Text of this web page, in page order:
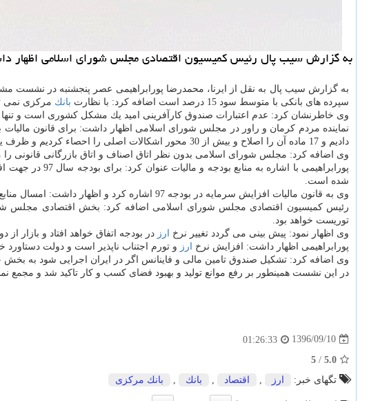
به گزارش سیب پال رئیس كمیسیون اقتصادی مجلس شورای اسلامی اظهار داشت: سپرده با سود 15 درصد هنوز بطور كامل عملیاتی نشده و بیشتر
به گزارش سیب پال به نقل از ایرنا، محمدرضا پورابراهیمی عصر پنجشنبه در نشست
سپرده های بانكی با متوسط سود 15 درصد است اضافه كرد: با نظارت
بانك مركزی نمی
وی خاطرنشان كرد: عدم اعتبارات صندوق كارآفرینی امید یك مشكل كشوری است و
نماینده مردم كرمان و راور در مجلس شورای اسلامی اظهار داشت: برای قانون مالیات
دادیم و 17 ماده آن را اصلاح و بیش از 30 محور اشكالات اصلی را احصاء كردیم و ظرف یكماه آینده قانون اصلاح شده به مجلس آورده می گردد.
وی اضافه كرد: مجلس شورای اسلامی بدون نظر اتاق اصناف و اتاق بازرگانی قانونی را
شده است.
وی به قانون مالیات افزایش سرمایه در بودجه 97 اشاره كرد و اظهار داشت: امسال منابع مربوط به هدفمندی یارانه ها را با مبحث حمایت از تولید، ساماندهی و هدفمندی واقعی یارانه ها را عملیاتی می كنیم.
رئیس كمیسیون اقتصادی مجلس شورای اسلامی اضافه كرد: بخش اقتصادی
توریست خواهد بود.
وی اظهار نمود: پیش بینی می گردد تغییر نرخ ارز در بودجه اتفاق خواهد افتاد و بازار
پورابراهیمی اظهار داشت: افزایش نرخ ارز و تورم اجتناب ناپذیر است و دولت
وی اضافه كرد: تشكیل صندوق تامین مالی و فاینانس اگر در ایران اجرایی شود به
در این نشست همینطور بر رفع موانع تولید و بهبود فضای كسب و كار تاكید شد و مجمع
1396/09/10
01:26:33
5.0
/
5
تگهای خبر:
ارز اقتصاد بانك بانك مركزی